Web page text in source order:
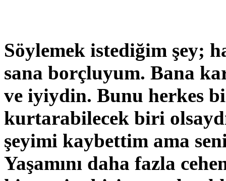
Söylemek istediğim şey;
sana borçluyum. Bana
ve iyiydin. Bunu herkes
kurtarabilecek biri
şeyimi kaybettim ama
Yaşamını daha fazla